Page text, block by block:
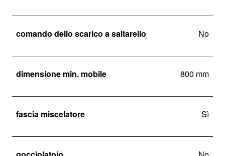
comando dello scarico a saltarello No
dimensione min. mobile 800 mm
fascia miscelatore Sì